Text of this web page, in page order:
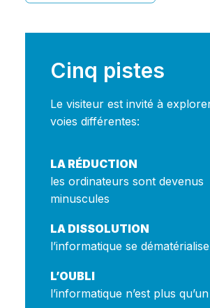
Cinq pistes
Le visiteur est invité à
voies différentes:
LA RÉDUCTION
les ordinateurs sont devenus
minuscules
LA DISSOLUTION
l’informatique se dématérialise
L’OUBLI
l’informatique n’est plus